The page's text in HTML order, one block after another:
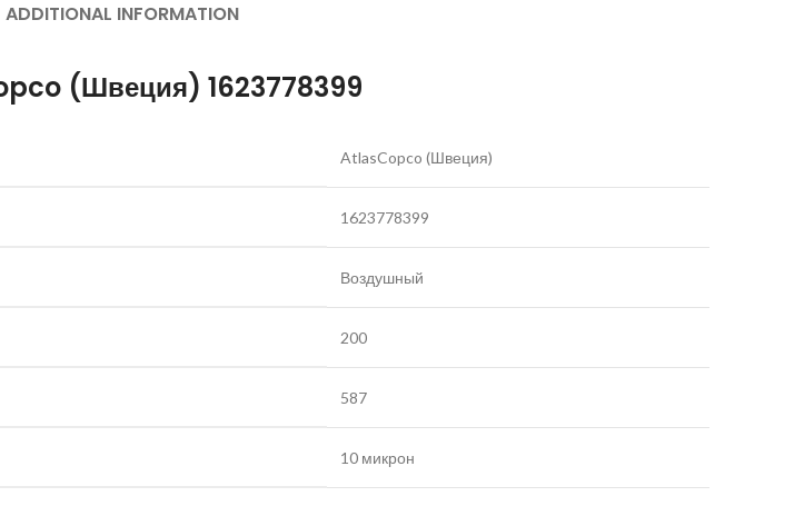
ADDITIONAL INFORMATION
(Швеция) 1623778399
AtlasCopco (Швеция)
1623778399
Воздушный
200
587
10 микрон